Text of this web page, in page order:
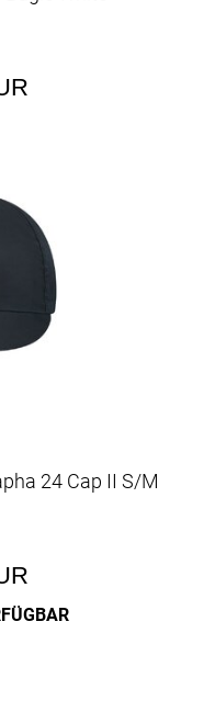
24 Cap II S/M